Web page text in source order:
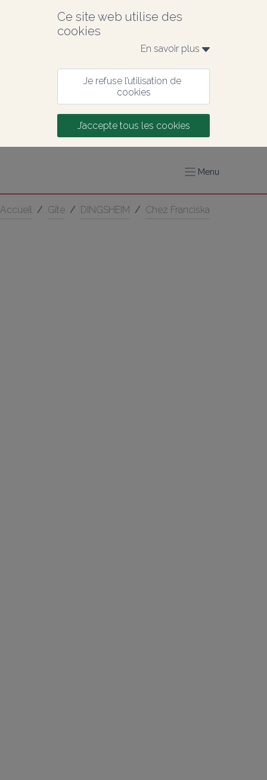
Ce site web utilise des
cookies
En savoir plus
Je refuse l’utilisation de
cookies
J’accepte tous les cookies
Menu
Accueil / Gîte / DINGSHEIM / Chez Franciska